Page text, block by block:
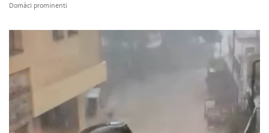
Domáci prominenti